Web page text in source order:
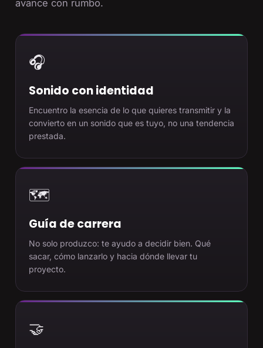
avance con rumbo.
🎧
Sonido con identidad
Encuentro la esencia de lo que quieres transmitir y la
convierto en un sonido que es tuyo, no una tendencia
prestada.
🗺️
Guía de carrera
No solo produzco: te ayudo a decidir bien. Qué
sacar, cómo lanzarlo y hacia dónde llevar tu
proyecto.
🤝